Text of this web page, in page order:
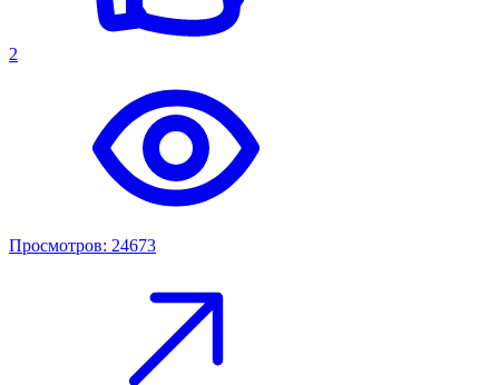
2
Просмотров: 24673